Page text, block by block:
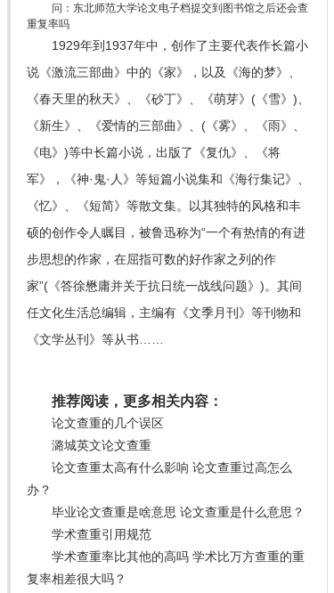
问：东北师范大学论文电子档提交到图书馆之后还会查
重复率吗
1929年到1937年中，创作了主要代表作长篇小
说《激流三部曲》中的《家》，以及《海的梦》、
《春天里的秋天》、《砂丁》、《萌芽》(《雪》)、
《新生》、《爱情的三部曲》、(《雾》、《雨》、
《电》)等中长篇小说，出版了《复仇》、《将
军》，《神·鬼·人》等短篇小说集和《海行集记》、
《忆》、《短简》等散文集。以其独特的风格和丰
硕的创作令人瞩目，被鲁迅称为“一个有热情的有进
步思想的作家，在屈指可数的好作家之列的作
家”(《答徐懋庸并关于抗日统一战线问题》)。其间
任文化生活总编辑，主编有《文季月刊》等刊物和
《文学丛刊》等从书……
推荐阅读，更多相关内容：
论文查重的几个误区
潞城英文论文查重
论文查重太高有什么影响 论文查重过高怎么
办？
毕业论文查重是啥意思 论文查重是什么意思？
学术查重引用规范
学术查重率比其他的高吗 学术比万方查重的重
复率相差很大吗？